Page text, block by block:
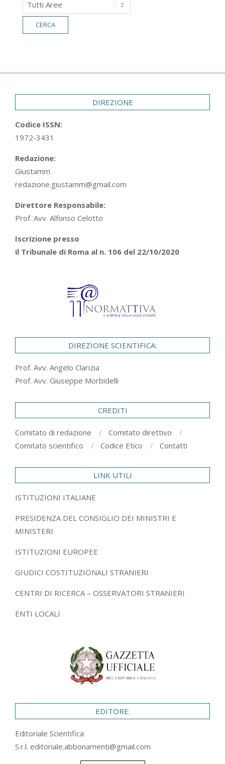
DIREZIONE
Codice ISSN:
1972-3431
Redazione:
Giustamm
redazione.giustamm@gmail.com
Direttore Responsabile:
Prof. Avv. Alfonso Celotto
Iscrizione presso
il Tribunale di Roma al n. 106 del 22/10/2020
DIREZIONE SCIENTIFICA:
Prof. Avv. Angelo Clarizia
Prof. Avv. Giuseppe Morbidelli
CREDITI
Comitato di redazione
Comitato direttivo
Comitato scientifico
Codice Etico Contatti
LINK UTILI
ISTITUZIONI ITALIANE
PRESIDENZA DEL CONSIGLIO DEI MINISTRI E
MINISTERI
ISTITUZIONI EUROPEE
GIUDICI COSTITUZIONALI STRANIERI
CENTRI DI RICERCA – OSSERVATORI STRANIERI
ENTI LOCALI
EDITORE:
Editoriale Scientifica
S.r.l. editoriale.abbonamenti@gmail.com